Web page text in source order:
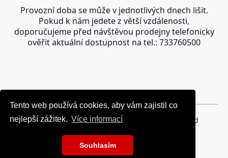
Tento web používá cookies, aby vám zajistil co
nejlepší zážitek. Více informací
Souhlasím
Tento web používá cookies, aby vám zajistil co
nejlepší zážitek. Více informací
Souhlasím
Provozní doba se může v jednotlivých dnech lišit.
Pokud k nám jedete z větší vzdálenosti,
doporučujeme před návštěvou prodejny telefonicky
ověřit aktuální dostupnost na tel.: 733760500
Copyright © 2024 oravakrb.sk, All rights reserved